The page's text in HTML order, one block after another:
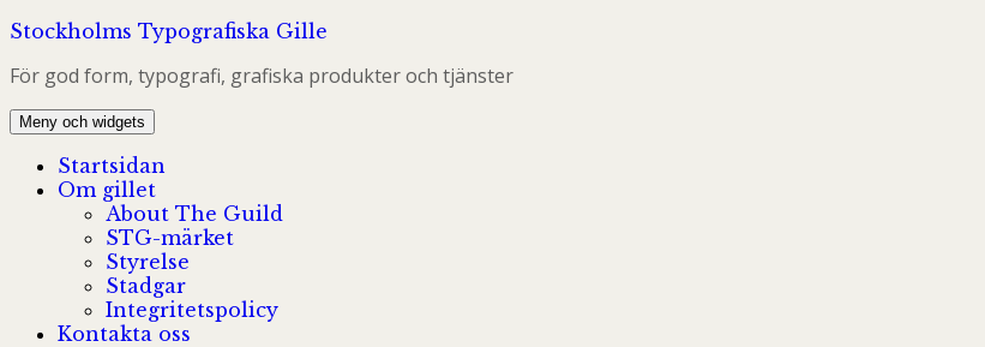
Hoppa
innehåll
Stockholms Typografiska Gille
För god form, typografi, grafiska produkter och tjänster
Meny och widgets
Startsidan
Om gillet
About The Guild
STG-märket
Styrelse
Stadgar
Integritetspolicy
Kontakta oss